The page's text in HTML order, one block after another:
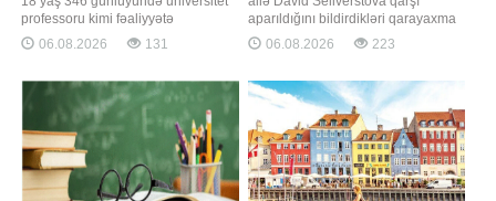
professoru kimi fəaliyyətə
başlayaraq, "Ginnesin Rekordlar
Kitabı"na düşüb. "Qafqazinfo" xəbər
Rekordlar Kitabı" təşkilatı açıqlama
yayıb. Bildirilir ki, Tomas 2023-cü
ilin avqustund
06.08.2026 131
aparıldığını bildirdikləri qarayaxma
kampaniyasına etiraz əlaməti
olaraq onun fəaliyyət göstərdiyi
xəbər verir ki, toplaşanlar əllərində
müxtəlif şüarlar tutaraq, haqqında
yayılan məlumatlarla razı
olmadıqların
06.08.2026 223